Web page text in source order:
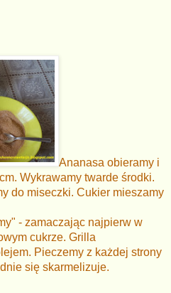
Ananasa obieramy i
Wykrawamy twarde środki.
do miseczki. Cukier mieszamy
- zamaczając najpierw w
cukrze. Grilla
Pieczemy z każdej strony
się skarmelizuje.